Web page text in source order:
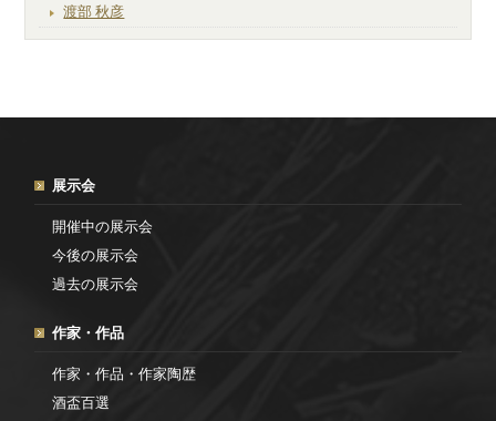
渡部 秋彦
展示会
開催中の展示会
今後の展示会
過去の展示会
作家・作品
作家・作品・作家陶歴
酒盃百選